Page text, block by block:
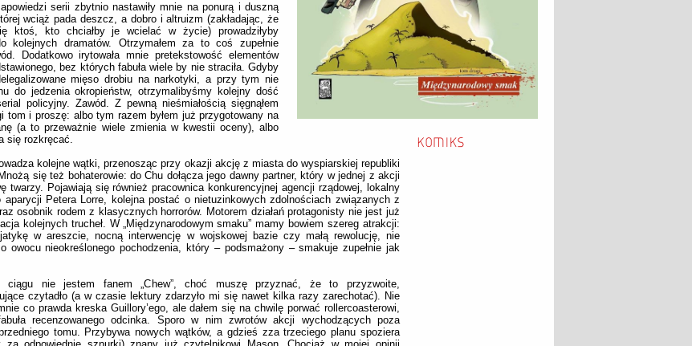
serii zbytnio nastawiły mnie na ponurą i duszną
wciąż pada deszcz, a dobro i altruizm (zakładając, że
ktoś, kto chciałby je wcielać w życie) prowadziłyby
kolejnych dramatów. Otrzymałem za to coś zupełnie
Dodatkowo irytowała mnie pretekstowość elementów
bez których fabuła wiele by nie straciła. Gdyby
mięso drobiu na narkotyki, a przy tym nie
do jedzenia okropieństw, otrzymalibyśmy kolejny dość
policyjny. Zawód. Z pewną nieśmiałością sięgnąłem
tom i proszę: albo tym razem byłem już przygotowany na
(a to przeważnie wiele zmienia w kwestii oceny), albo
się rozkręcać.
kolejne wątki, przenosząc przy okazji akcję z miasta do wyspiarskiej republiki
się też bohaterowie: do Chu dołącza jego dawny partner, który w jednej z akcji
twarzy. Pojawiają się również pracownica konkurencyjnej agencji rządowej, lokalny
aparycji Petera Lorre, kolejna postać o nietuzinkowych zdolnościach związanych z
osobnik rodem z klasycznych horrorów. Motorem działań protagonisty nie jest już
kolejnych trucheł. W „Międzynarodowym smaku” mamy bowiem szereg atrakcji:
w areszcie, nocną interwencję w wojskowej bazie czy małą rewolucję, nie
owocu nieokreślonego pochodzenia, który – podsmażony – smakuje zupełnie jak
ciągu nie jestem fanem „Chew”, choć muszę przyznać, że to przyzwoite,
czytadło (a w czasie lektury zdarzyło mi się nawet kilka razy zarechotać). Nie
co prawda kreska Guillory’ego, ale dałem się na chwilę porwać rollercoasterowi,
recenzowanego odcinka. Sporo w nim zwrotów akcji wychodzących poza
tomu. Przybywa nowych wątków, a gdzieś zza trzeciego planu spoziera